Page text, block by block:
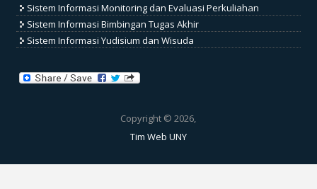
Sistem Informasi Monitoring dan Evaluasi Perkuliahan
Sistem Informasi Bimbingan Tugas Akhir
Sistem Informasi Yudisium dan Wisuda
Copyright © 2026,
Tim Web UNY